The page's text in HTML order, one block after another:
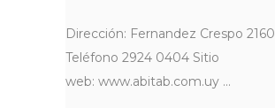
Dirección: Fernandez Crespo 2160
Teléfono 2924 0404 Sitio
web: www.abitab.com.uy